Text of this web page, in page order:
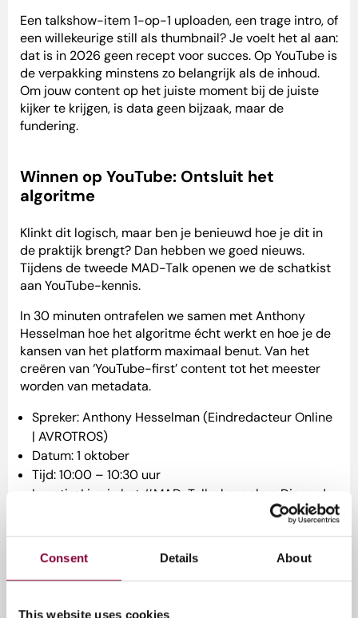
Consent Details About
This website uses cookies
Een talkshow-item 1-op-1 uploaden, een trage intro, of
een willekeurige still als thumbnail? Je voelt het al aan:
dat is in 2026 geen recept voor succes. Op YouTube is
de verpakking minstens zo belangrijk als de inhoud.
Om jouw content op het juiste moment bij de juiste
kijker te krijgen, is data geen bijzaak, maar de
fundering.
Winnen op YouTube: Ontsluit het
algoritme
Klinkt dit logisch, maar ben je benieuwd hoe je dit in
de praktijk brengt? Dan hebben we goed nieuws.
Tijdens de tweede MAD-Talk openen we de schatkist
aan YouTube-kennis.
In 30 minuten ontrafelen we samen met Anthony
Hesselman hoe het algoritme écht werkt en hoe je de
kansen van het platform maximaal benut. Van het
creëren van ‘YouTube-first’ content tot het meester
worden van metadata.
Spreker: Anthony Hesselman (Eindredacteur Online
| AVROTROS)
Datum: 1 oktober
Tijd: 10:00 – 10:30 uur
Locatie: Live in het #MAD-Talks kanaal op Discord
Gun je content de beste start op YouTube. Tot in de